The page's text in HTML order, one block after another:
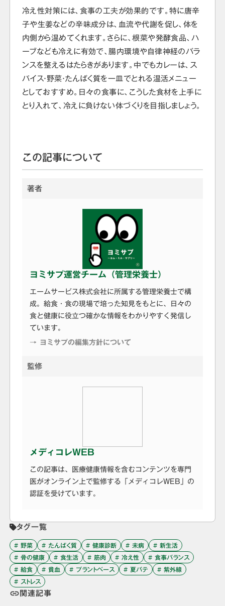
冷え性対策には、食事の工夫が効果的です。特に唐辛
子や生姜などの辛味成分は、血流や代謝を促し、体を
内側から温めてくれます。さらに、根菜や発酵食品、ハ
ーブなども冷えに有効で、腸内環境や自律神経のバラ
ンスを整えるはたらきがあります。中でもカレーは、ス
パイス・野菜・たんぱく質を一皿でとれる温活メニュー
としておすすめ。日々の食事に、こうした食材を上手に
とり入れて、冷えに負けない体づくりを目指しましょう。
この記事について
著者
ヨミサプ運営チーム（管理栄養士）
エームサービス株式会社に所属する管理栄養士で構
成。給食・食の現場で培った知見をもとに、日々の
食と健康に役立つ確かな情報をわかりやすく発信し
ています。
→ ヨミサプの編集方針について
監修
メディコレWEB
この記事は、医療健康情報を含むコンテンツを専門
医がオンライン上で監修する「メディコレWEB」の
認証を受けています。
タグ一覧
# 野菜 # たんぱく質 # 健康診断 # 未病
# 新生活
# 骨の健康
# 食生活 # 筋肉 # 冷え性
# 食事バランス
# 給食
# 貧血 # プラントベース # 夏バテ
# 紫外線
# ストレス
link関連記事